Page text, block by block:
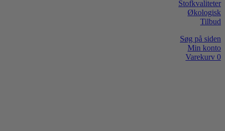
Stofkvaliteter
Økologisk
Tilbud
Søg på siden
Min konto
Varekurv 0